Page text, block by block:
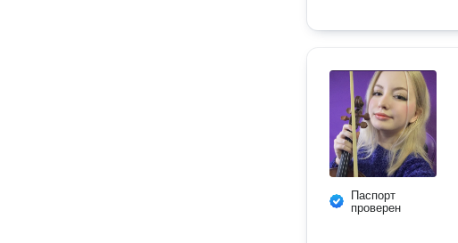
Паспорт
проверен